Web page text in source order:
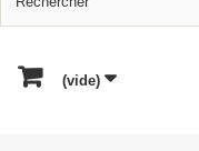
(vide)